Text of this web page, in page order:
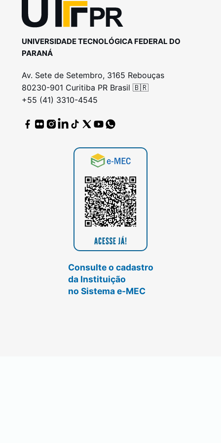
UNIVERSIDADE TECNOLÓGICA FEDERAL DO
PARANÁ
Av. Sete de Setembro, 3165 Rebouças
80230-901 Curitiba PR Brasil 🇧🇷
+55 (41) 3310-4545
Consulte o cadastro
da Instituição
no Sistema e-MEC